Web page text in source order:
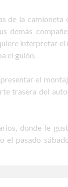
de la camioneta
demás
interpretar
el guión.
el
trasera del
donde le
el pasado